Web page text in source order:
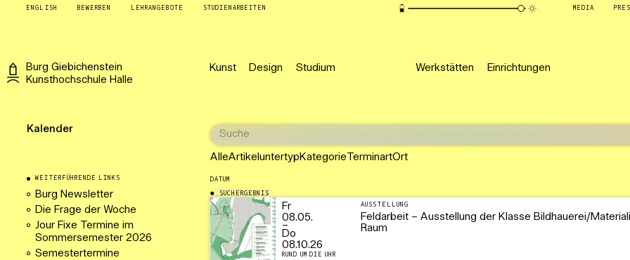
ENGLISH BEWERBEN LEHRANGEBOTE STUDIENARBEITEN MEDIA
Burg Giebichenstein
Kunsthochschule Halle
Kunst Design Studium Werkstätten Einrichtungen
AlleArtikeluntertyp Kategorie TerminartOrt
DATUM
06.10.2026
SUCHERGEBNIS
Fr
08.05.
–
Do
08.10.26
RUND UM DIE UHR
AUSSTELLUNG
Feldarbeit – Ausstellung der Klasse Bildhauerei/
Raum
Kalender
WEITERFÜHRENDE LINKS
Burg Newsletter
Die Frage der Woche
Jour Fixe Termine im
Sommersemester 2026
Semestertermine